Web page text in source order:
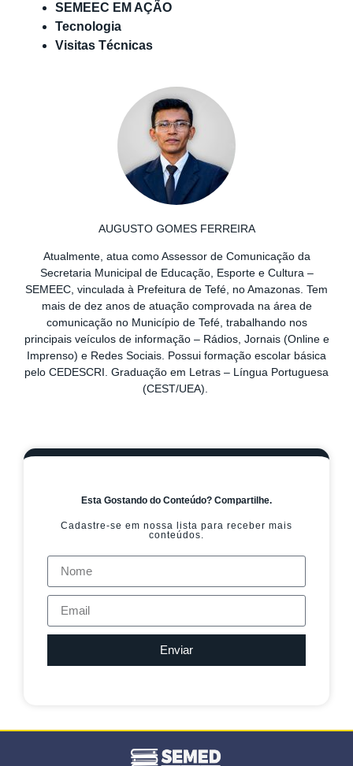
SEMEEC EM AÇÃO
Tecnologia
Visitas Técnicas
AUGUSTO GOMES FERREIRA
Atualmente, atua como Assessor de Comunicação da
Secretaria Municipal de Educação, Esporte e Cultura –
SEMEEC, vinculada à Prefeitura de Tefé, no Amazonas. Tem
mais de dez anos de atuação comprovada na área de
comunicação no Município de Tefé, trabalhando nos
principais veículos de informação – Rádios, Jornais (Online e
Imprenso) e Redes Sociais. Possui formação escolar básica
pelo CEDESCRI. Graduação em Letras – Língua Portuguesa
(CEST/UEA).
Esta Gostando do Conteúdo? Compartilhe.
Cadastre-se em nossa lista para receber mais
conteúdos.
Enviar